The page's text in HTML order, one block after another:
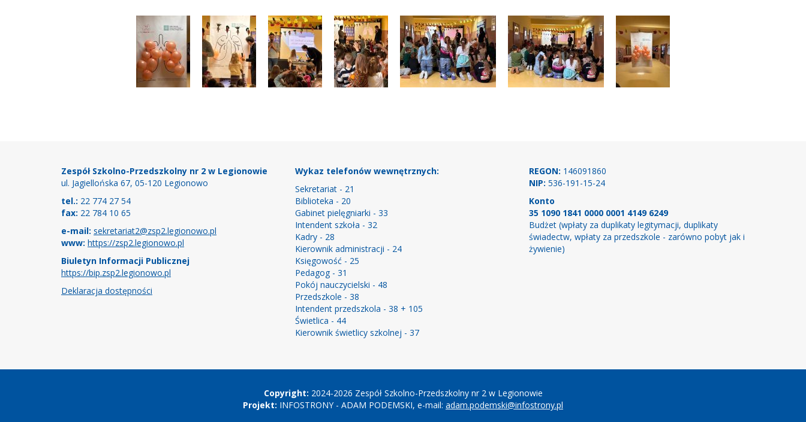
Zespół Szkolno-Przedszkolny nr 2 w Legionowie
ul. Jagiellońska 67, 05-120 Legionowo
tel.: 22 774 27 54
fax: 22 784 10 65
e-mail: sekretariat2@zsp2.legionowo.pl
www: https://zsp2.legionowo.pl
Biuletyn Informacji Publicznej
https://bip.zsp2.legionowo.pl
Deklaracja dostępności
Wykaz telefonów wewnętrznych:
Sekretariat - 21
Biblioteka - 20
Gabinet pielęgniarki - 33
Intendent szkoła - 32
Kadry - 28
Kierownik administracji - 24
Księgowość - 25
Pedagog - 31
Pokój nauczycielski - 48
Przedszkole - 38
Intendent przedszkola - 38 + 105
Świetlica - 44
Kierownik świetlicy szkolnej - 37
REGON: 146091860
NIP: 536-191-15-24
Konto
35 1090 1841 0000 0001 4149 6249
Budżet (wpłaty za duplikaty legitymacji, duplikaty
świadectw, wpłaty za przedszkole - zarówno pobyt jak i
żywienie)
Copyright: 2024-2026 Zespół Szkolno-Przedszkolny nr 2 w Legionowie
Projekt: INFOSTRONY - ADAM PODEMSKI, e-mail: adam.podemski@infostrony.pl